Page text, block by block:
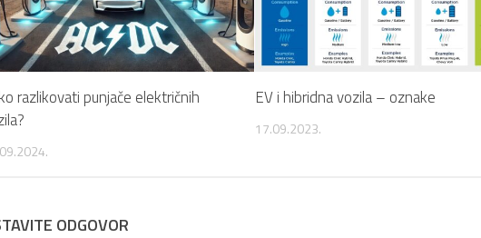
razlikovati punjače električnih
EV i hibridna vozila – oznake
17.09.2023.
ODGOVOR